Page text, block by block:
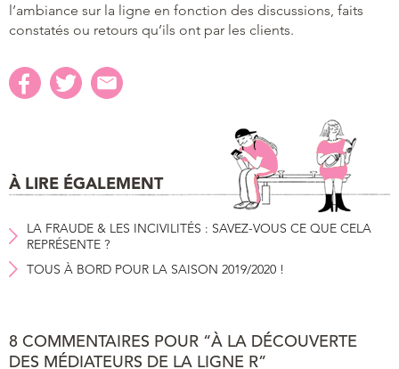
l’ambiance sur la ligne en fonction des discussions, faits
constatés ou retours qu’ils ont par les clients.
À LIRE ÉGALEMENT
LA FRAUDE & LES INCIVILITÉS : SAVEZ-VOUS CE QUE CELA
REPRÉSENTE ?
TOUS À BORD POUR LA SAISON 2019/2020 !
8 COMMENTAIRES POUR “À LA DÉCOUVERTE
DES MÉDIATEURS DE LA LIGNE R”